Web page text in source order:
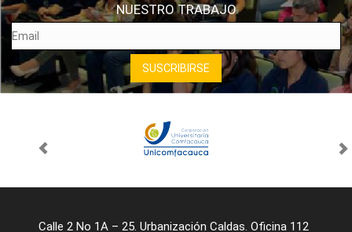
NUESTRO TRABAJO
Calle 2 No 1A – 25. Urbanización Caldas. Oficina 112